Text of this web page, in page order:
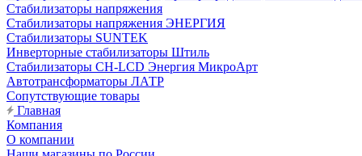
Стабилизаторы напряжения
Стабилизаторы напряжения ЭНЕРГИЯ
Стабилизаторы SUNTEK
Инверторные стабилизаторы Штиль
Стабилизаторы СН-LCD Энepгия МикроАрт
Автотрансформаторы ЛАТР
Сопутствующие товары
Главная
Компания
О компании